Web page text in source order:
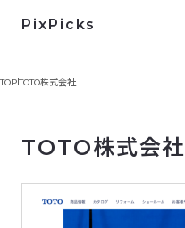
PixPicks
TOPTOTO株式会社
TOTO株式会社